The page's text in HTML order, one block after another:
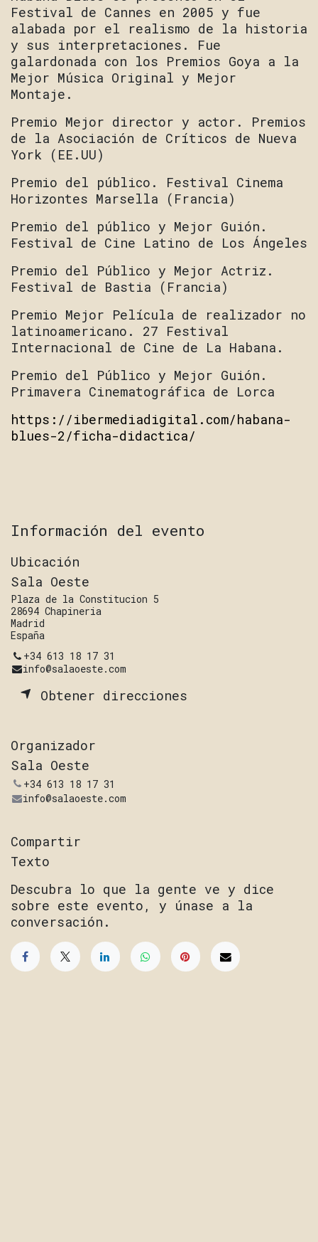
Festival de Cannes en 2005 y fue
alabada por el realismo de la historia
y sus interpretaciones. Fue
galardonada con los Premios Goya a la
Mejor Música Original y Mejor
Montaje.
Premio Mejor director y actor. Premios
de la Asociación de Críticos de Nueva
York (EE.UU)
Premio del público. Festival Cinema
Horizontes Marsella (Francia)
Premio del público y Mejor Guión.
Festival de Cine Latino de Los Ángeles
Premio del Público y Mejor Actriz.
Festival de Bastia (Francia)
Premio Mejor Película de realizador no
latinoamericano. 27 Festival
Internacional de Cine de La Habana.
Premio del Público y Mejor Guión.
Primavera Cinematográfica de Lorca
https://ibermediadigital.com/habana-
blues-2/ficha-didactica/
Información del evento
Ubicación
Sala Oeste
Plaza de la Constitucion 5
28694 Chapineria
Madrid
España
+34 613 18 17 31
info@salaoeste.com
Obtener direcciones
Organizador
Sala Oeste
+34 613 18 17 31
info@salaoeste.com
Compartir
Texto
Descubra lo que la gente ve y dice
sobre este evento, y únase a la
conversación.